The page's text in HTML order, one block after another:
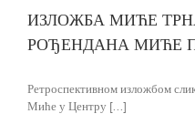
ИЗЛОЖБА МИЋЕ
РОЂЕНДАНА МИЋЕ
Ретроспективном изложбом
Миће у Центру [...]